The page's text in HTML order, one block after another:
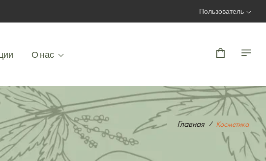
Пользователь
О нас
Главная Косметика